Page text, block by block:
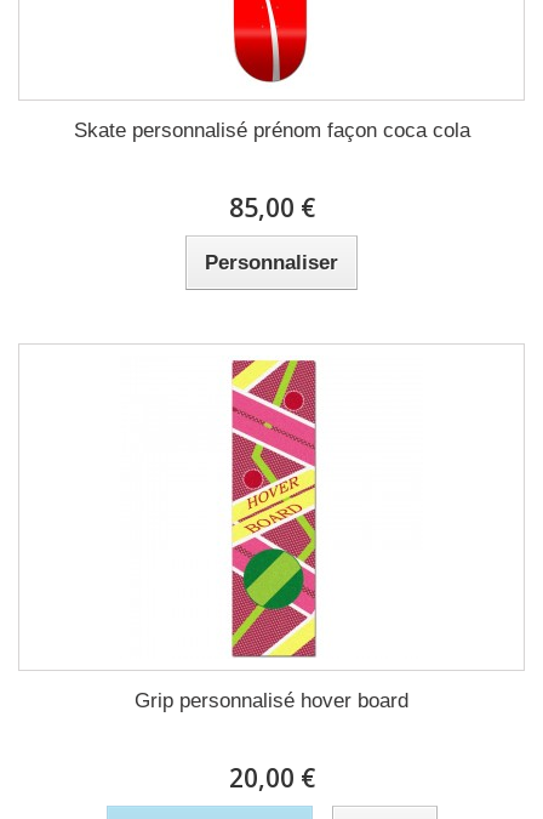
Skate personnalisé prénom façon coca cola
85,00 €
Personnaliser
Grip personnalisé hover board
20,00 €